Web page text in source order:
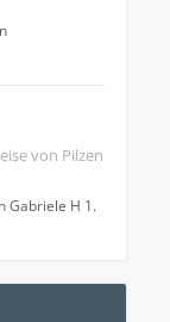
von Pilzen
Gabriele H 1.